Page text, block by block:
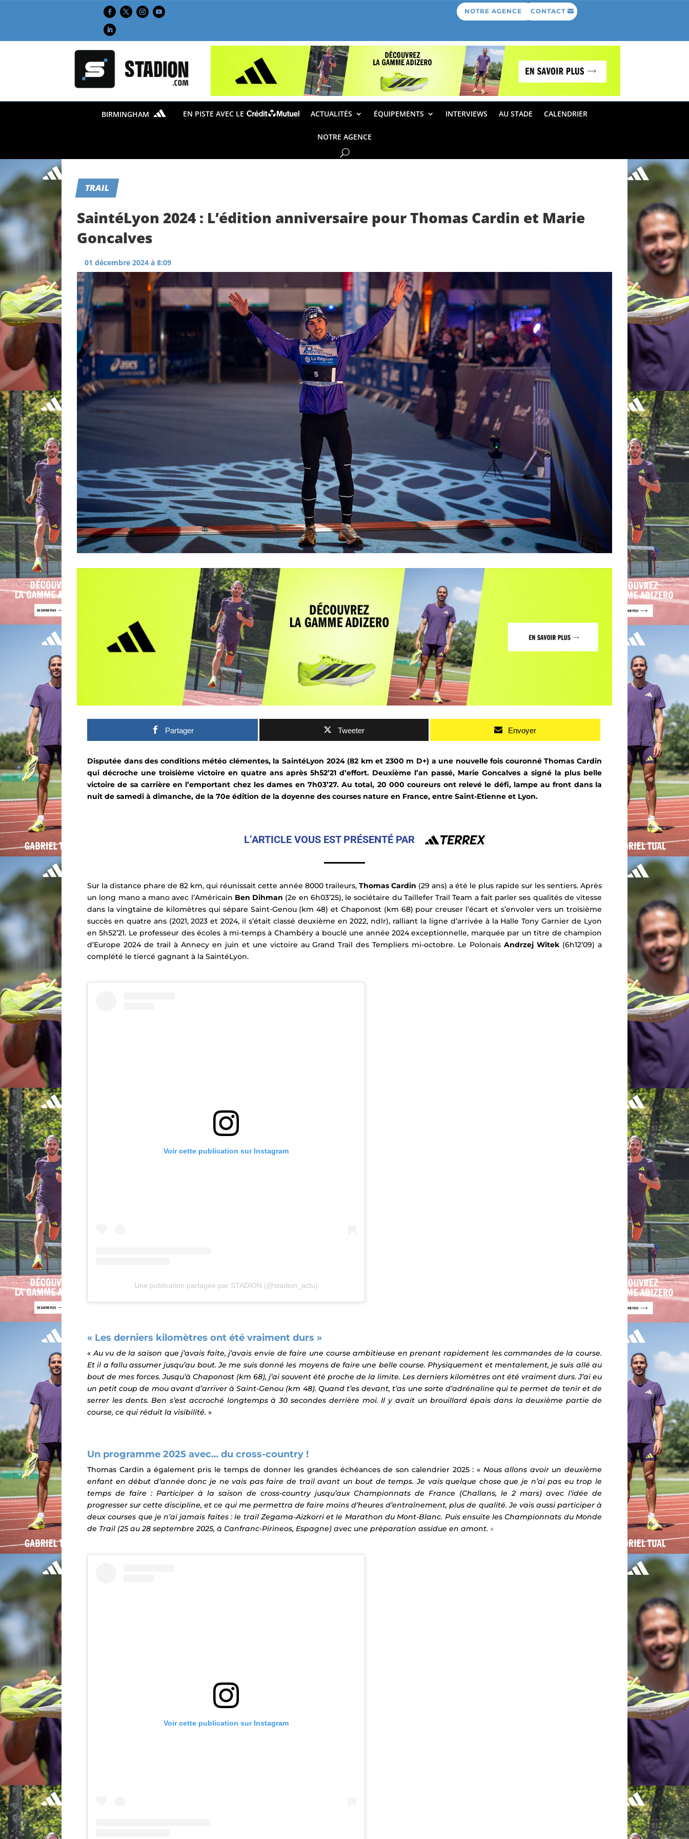
NOTRE AGENCE CONTACT
BIRMINGHAM EN PISTE AVEC LE ACTUALITÉS ÉQUIPEMENTS INTERVIEWS AU STADE CALENDRIER
NOTRE AGENCE
TRAIL
SaintéLyon 2024 : L’édition anniversaire pour Thomas Cardin et Marie
Goncalves
01 décembre 2024 à 8:09
Partager Tweeter Envoyer
Disputée dans des conditions météo clémentes, la SaintéLyon 2024 (82 km et 2300 m D+) a une nouvelle fois couronné Thomas Cardin
qui décroche une troisième victoire en quatre ans après 5h52’21 d’effort. Deuxième l’an passé, Marie Goncalves a signé la plus belle
victoire de sa carrière en l’emportant chez les dames en 7h03’27. Au total, 20 000coureurs ont relevé le défi, lampe au front dans la
nuit de samedi à dimanche, de la 70e édition de la doyenne des courses nature en France, entre Saint-Etienne et Lyon.
L’ARTICLE VOUS EST PRÉSENTÉ PAR
Sur la distance phare de 82 km, qui réunissait cette année 8000 traileurs, Thomas Cardin (29 ans) a été le plus rapide sur les sentiers. Après
un long mano a mano avec l’Américain Ben Dihman (2e en 6h03’25), le sociétaire du Taillefer Trail Team a fait parler ses qualités de vitesse
dans la vingtaine de kilomètres qui sépare Saint-Genou (km 48) et Chaponost (km 68) pour creuser l’écart et s’envoler vers un troisième
succès en quatre ans (2021, 2023 et 2024, il s’était classé deuxième en 2022, ndlr), ralliant la ligne d’arrivée à la Halle Tony Garnier de Lyon
en 5h52’21. Le professeur des écoles à mi-temps à Chambéry a bouclé une année 2024 exceptionnelle, marquée par un titre de champion
d’Europe 2024 de trail à Annecy en juin et une victoire au Grand Trail des Templiers mi-octobre. Le PolonaisAndrzej Witek (6h12’09) a
complété le tiercé gagnant à la SaintéLyon.
Voir cette publication sur Instagram
Une publication partagée par STADION (@stadion_actu)
« Les derniers kilomètres ont été vraiment durs »
«Au vu de la saison que j’avais faite, j’avais envie de faire une course ambitieuse en prenant rapidement les commandes de la course.
Et il a fallu assumer jusqu’au bout.Je me suis donné les moyens de faire une belle course.Physiquement et mentalement, je suis allé au
bout de mes forces. Jusqu’à Chaponost (km 68), j’ai souvent été proche de la limite. Les derniers kilomètres ont été vraiment durs. J’ai eu
un petit coup de mou avant d’arriver à Saint-Genou (km 48). Quand t’es devant, t’as une sorte d’adrénaline qui te permet de tenir et de
serrer les dents. Ben s’est accroché longtemps à 30 secondes derrière moi. Il y avait un brouillard épais dans la deuxième partie de
course, ce qui réduit la visibilité. »
Un programme 2025 avec… du cross-country !
Thomas Cardin a également pris le temps de donner les grandes échéances de son calendrier 2025 : « Nous allons avoir un deuxième
enfant en début d’année donc je ne vais pas faire de trail avant un bout de temps. Je vais quelque chose que je n’ai pas eu trop le
temps de faire : Participer à la saison de cross-country jusqu’aux Championnats de France (Challans, le 2 mars) avec l’idée de
progresser sur cette discipline, et ce qui me permettra de faire moins d’heures d’entraînement, plus de qualité. Je vais aussi participer à
deux courses que je n’ai jamais faites : le trail Zegama-Aizkorri et le Marathon du Mont-Blanc. Puis ensuite les Championnats du Monde
de Trail (25 au 28 septembre 2025, à Canfranc-Pirineos, Espagne) avec une préparation assidue en amont. »
Voir cette publication sur Instagram